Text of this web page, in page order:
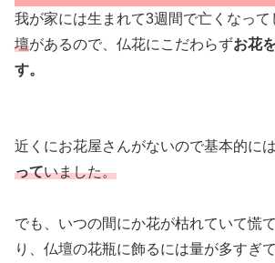
我が家には生まれて3週間で亡くなって
壇があるので、仏花にこだわらずお花
す。
近くにお花屋さんがないので基本的には
っていました。
でも、いつの間にか花が枯れていて慌
り、仏壇の花瓶に飾るには量が多すぎ